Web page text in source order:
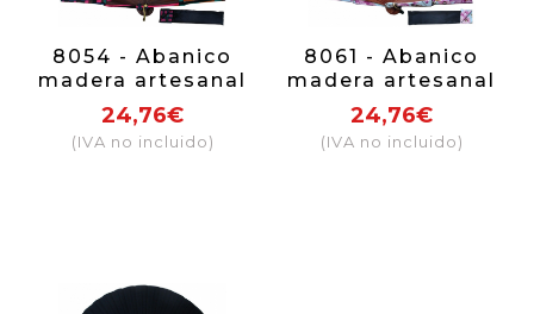
8054 - Abanico
madera artesanal
24,76€
(IVA no incluido)
8061 - Abanico
madera artesanal
24,76€
(IVA no incluido)